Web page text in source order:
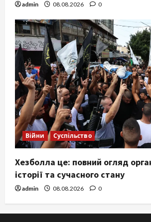
admin 08.08.2026 0
Війни Суспільство
Хезболла це: повний огляд
історії та сучасного стану
admin 08.08.2026 0